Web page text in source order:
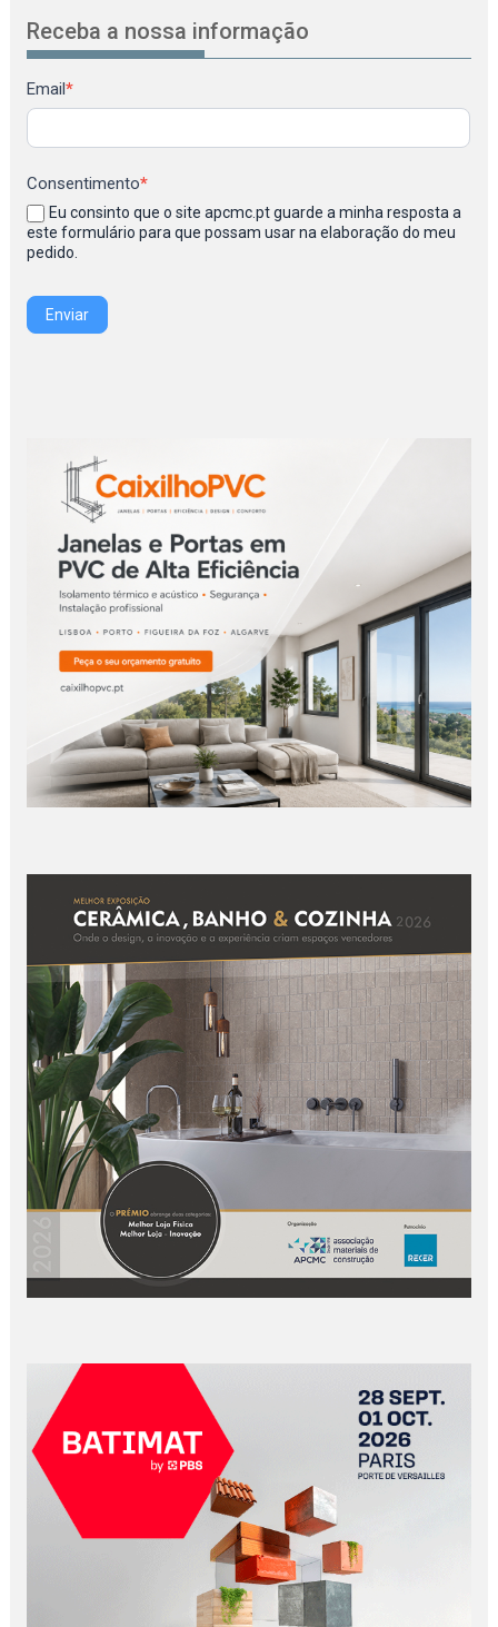
Receba a nossa informação
Newsletter
Email*
Consentimento*
Eu consinto que o site apcmc.pt guarde a minha resposta a
este formulário para que possam usar na elaboração do meu
pedido.
Enviar